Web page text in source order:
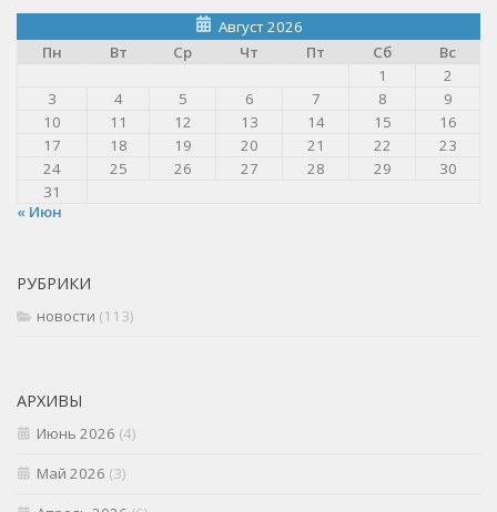
Август 2026
Пн
Вт Ср Чт Пт Сб
Вс
1
2
3
4 5 6 7 8
9
10
11 12 13 14 15
16
17
18 19 20 21 22
23
24
25 26 27 28 29
30
31
« Июн
РУБРИКИ
новости (113)
АРХИВЫ
Июнь 2026 (4)
Май 2026 (3)